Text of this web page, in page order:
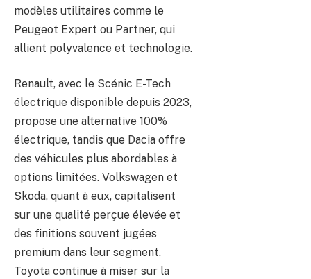
modèles utilitaires comme le
Peugeot Expert ou Partner, qui
allient polyvalence et technologie.
Renault, avec le Scénic E-Tech
électrique disponible depuis 2023,
propose une alternative 100%
électrique, tandis que Dacia offre
des véhicules plus abordables à
options limitées. Volkswagen et
Skoda, quant à eux, capitalisent
sur une qualité perçue élevée et
des finitions souvent jugées
premium dans leur segment.
Toyota continue à miser sur la